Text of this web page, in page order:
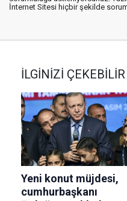
İnternet Sitesi hiçbir şekilde